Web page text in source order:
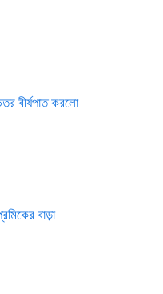
বীর্যপাত করলো
বাড়া